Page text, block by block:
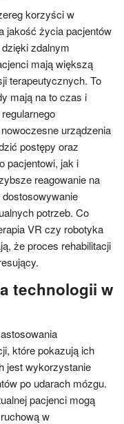
korzyści w
jakość życia pacjentów
zdalnym
mają większą
terapeutycznych. To
mają na to czas i
urządzenia
postępy oraz
pacjentowi, jak i
reagowanie na
potrzeb. Co
VR czy robotyka
że proces rehabilitacji
technologii w
które pokazują ich
jest wykorzystanie
po udarach mózgu.
pacjenci mogą
w